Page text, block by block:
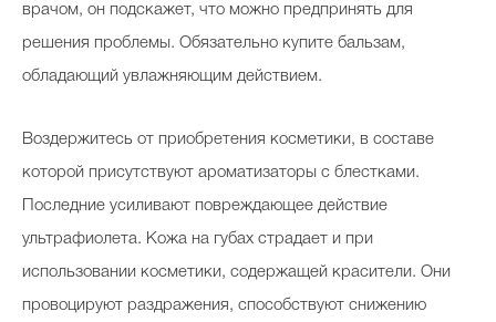
врачом, он подскажет, что можно предпринять для
решения проблемы. Обязательно купите бальзам,
обладающий увлажняющим действием.
Воздержитесь от приобретения косметики, в составе
которой присутствуют ароматизаторы с блестками.
Последние усиливают повреждающее действие
ультрафиолета. Кожа на губах страдает и при
использовании косметики, содержащей красители. Они
провоцируют раздражения, способствуют снижению